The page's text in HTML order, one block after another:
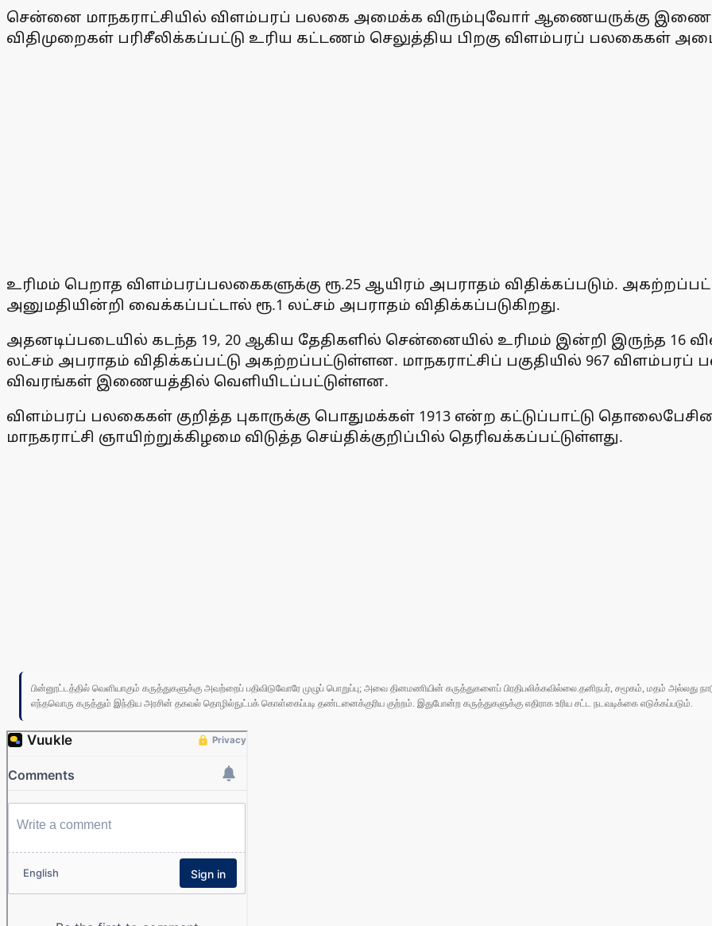
சென்னை மாநகராட்சியில் விளம்பரப் பலகை அமைக்க விரும்புவோா் ஆணையருக்கு
விதிமுறைகள் பரிசீலிக்கப்பட்டு உரிய கட்டணம் செலுத்திய பிறகு விளம்பரப் பலகைகள்
உரிமம் பெறாத விளம்பரப்பலகைகளுக்கு ரூ.25 ஆயிரம் அபராதம் விதிக்கப்படும்.
அனுமதியின்றி வைக்கப்பட்டால் ரூ.1 லட்சம் அபராதம் விதிக்கப்படுகிறது.
அதனடிப்படையில் கடந்த 19, 20 ஆகிய தேதிகளில் சென்னையில் உரிமம் இன்றி இருந்த 16
லட்சம் அபராதம் விதிக்கப்பட்டு அகற்றப்பட்டுள்ளன. மாநகராட்சிப் பகுதியில் 967
விவரங்கள் இணையத்தில் வெளியிடப்பட்டுள்ளன.
விளம்பரப் பலகைகள் குறித்த புகாருக்கு பொதுமக்கள் 1913 என்ற கட்டுப்பாட்டு
மாநகராட்சி ஞாயிற்றுக்கிழமை விடுத்த செய்திக்குறிப்பில் தெரிவக்கப்பட்டுள்ளது.
பின்னூட்டத்தில் வெளியாகும் கருத்துகளுக்கு அவற்றைப் பதிவிடுவோரே முழுப் பொறுப்பு; அவை தினமணியின் கருத்துகளைப் பிரதிபலிக்கவில்லை.தனிநபர், சமூகம், மதம் அல்லது
எந்தவொரு கருத்தும் இந்திய அரசின் தகவல் தொழில்நுட்பக் கொள்கைப்படி தண்டனைக்குரிய குற்றம். இதுபோன்ற கருத்துகளுக்கு எதிராக உரிய சட்ட நடவடிக்கை எடுக்கப்படும்.